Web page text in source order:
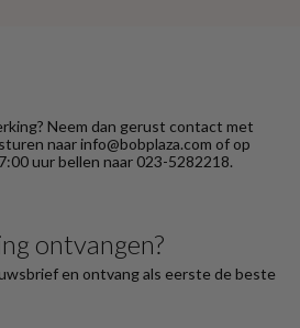
Neem dan gerust contact met
naar info@bobplaza.com of op
uur bellen naar 023-5282218.
ontvangen?
en ontvang als eerste de beste